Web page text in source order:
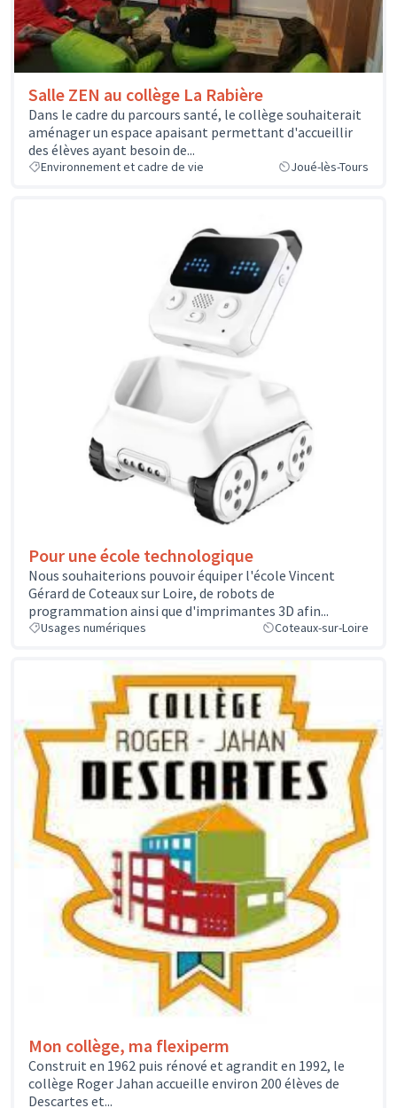
Salle ZEN au collège La Rabière
Dans le cadre du parcours santé, le collège souhaiterait
aménager un espace apaisant permettant d'accueillir
des élèves ayant besoin de...
Environnement et cadre de vie Joué-lès-Tours
Pour une école technologique
Nous souhaiterions pouvoir équiper l'école Vincent
Gérard de Coteaux sur Loire, de robots de
programmation ainsi que d'imprimantes 3D afin...
Usages numériques Coteaux-sur-Loire
Mon collège, ma flexiperm
Construit en 1962 puis rénové et agrandit en 1992, le
collège Roger Jahan accueille environ 200 élèves de
Descartes et...